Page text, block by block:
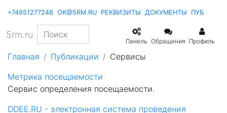
+74951277248 OK@5RM.RU РЕКВИЗИТЫ ДОКУМЕНТЫ
5rm.ru
Панель Обращения Профиль
Главная Публикации
Сервисы
Метрика посещаемости
Сервис определения посещаемости.
DDEE.RU - электронная система проведения